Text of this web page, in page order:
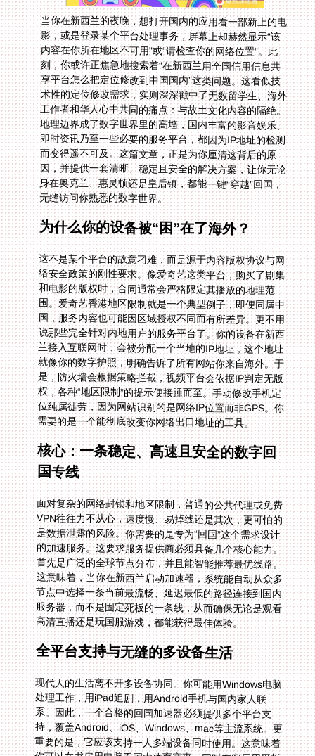
当你在新西兰的夜晚，想打开国内的应用看一部新上的电
影，或是登录某个平台处理事务，屏幕上却赫然显示“该
内容在你所在地区不可用”或“请检查你的网络位置”。此
刻，你或许正焦急地搜索着“在新西兰用全国信用信息共
享平台怎么把定位修改到中国国内”这类问题。这看似技
术性的定位修改需求，实则深深戳中了无数留学生、海外
工作者和华人心中共同的痛点：与故土文化内容的隔绝。
地理边界成了数字世界里的高墙，国内丰富的影音娱乐、
即时资讯乃至一些必要的服务平台，都因为IP地址的检测
而变得遥不可及。这篇文章，正是为你厘清这背后的原
因，并提供一套清晰、稳定且安全的解决方案，让你无论
身在奥克兰、惠灵顿还是皇后镇，都能一键“穿越”回国，
无缝访问你熟悉的数字世界。
为什么你的设备被“困”在了海外？
这不是某个平台的故意刁难，而是源于内容版权协议与网
络安全政策的刚性要求。像爱奇艺这类平台，购买了剧集
和电影的版权时，合同通常会严格限定其播放的地理范
围。爱奇艺香港地区限制就是一个典型例子，即便同属中
国，服务内容也可能因区域授权不同而有所差异。更不用
说那些完全针对内地用户的服务平台了。你的设备在新西
兰接入互联网时，会被分配一个当地的IP地址，这个地址
就像你的数字护照，明确告诉了所有网站你来自海外。于
是，防火墙会根据策略拦截，视频平台会依据IP判定无版
权，各种“地区限制”的提示便接踵而至。手动修改手机定
位纯属徒劳，因为网站识别的是网络IP位置而非GPS。你
需要的是一个能彻底改变你网络出口地址的工具。
核心：一条稳定、高速且安全的数字回
国专线
面对复杂的网络封锁和地区限制，普通的公共代理或免费
VPN往往力不从心，速度慢、易掉线还是其次，更可怕的
是数据泄露的风险。你需要的是专为“回国”这个需求设计
的加速服务。这要求服务提供商必须具备几个核心能力。
首先是广泛的全球节点分布，并且能智能推荐最优线路。
这意味着，当你在新西兰启动加速器，系统能自动从众多
节点中选择一条当前最流畅、延迟最低的路径连接到国内
服务器，而不是固定死板的一条线，从而确保无论是观看
高清直播还是玩国服游戏，都能获得最佳体验。
全平台支持与无缝的多设备生活
现代人的生活离不开多设备协同。你可能用Windows电脑
处理工作，用iPad追剧，用Android手机与国内家人联
系。因此，一个合格的回国加速器必须提供多个平台支
持，覆盖Android、iOS、Windows、mac等主流系统。更
重要的是，它应该支持一人多端设备同时使用。这意味着
你可以在书房用电脑看国内体育赛事，同时在客厅用平板
播放腾讯视频，而家人用你的账号在另一部手机上刷抖
音，互不干扰。这种无缝切换和共享的能力，才能真正融
入你的数字生活，而不是一个需要反复登录、设备数受限